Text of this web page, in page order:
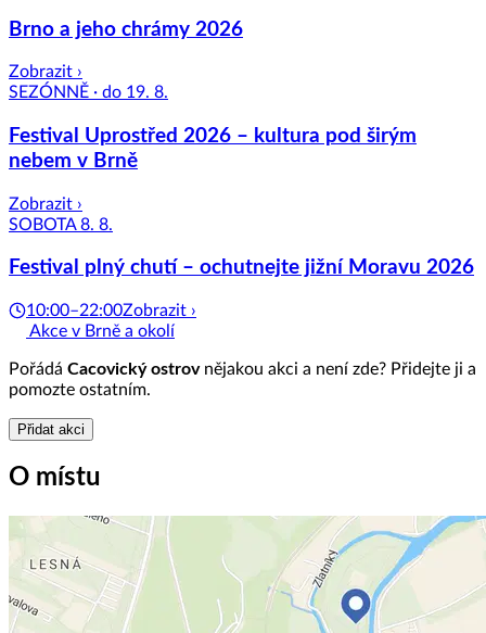
Brno a jeho chrámy 2026
Zobrazit ›
SEZÓNNĚ · do 19. 8.
Festival Uprostřed 2026 – kultura pod širým
nebem v Brně
Zobrazit ›
SOBOTA 8. 8.
Festival plný chutí – ochutnejte jižní Moravu 2026
10:00–22:00Zobrazit ›
Akce v Brně a okolí
Pořádá Cacovický ostrovnějakou akci a není zde? Přidejte ji a
pomozte ostatním.
Přidat akci
O místu